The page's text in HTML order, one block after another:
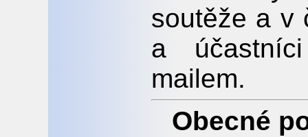
soutěže a v
a
mailem.
Obecné